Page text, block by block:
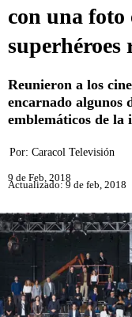
con una foto
superhéroes
Reunieron a los
encarnado algunos
emblemáticos de la
Por: Caracol Televisión
9 de Feb, 2018
Actualizado: 9 de feb, 2018